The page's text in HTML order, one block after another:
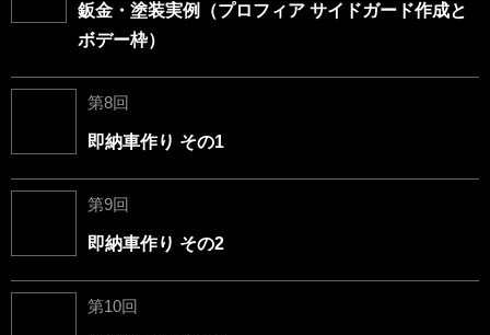
鈑金・塗装実例（プロフィア サイドガード作成と
ボデー枠）
第8回
即納車作り その1
第9回
即納車作り その2
第10回